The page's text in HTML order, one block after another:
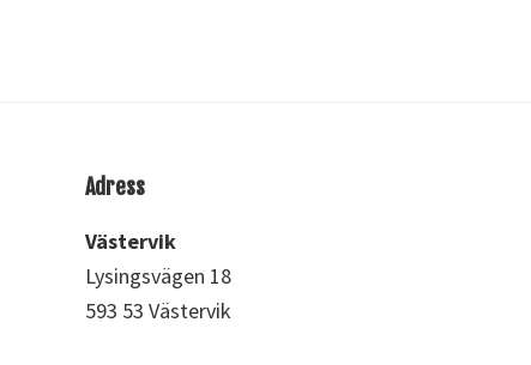
Adress
Västervik
Lysingsvägen 18
593 53 Västervik